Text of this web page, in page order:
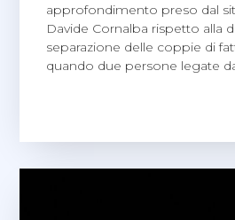
approfondimento preso dal
Davide Cornalba rispetto alla
separazione delle coppie di
quando due persone legate